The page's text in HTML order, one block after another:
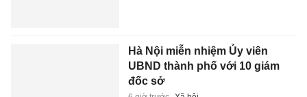
Hà Nội miễn nhiệm Ủy viên
UBND thành phố với 10 giám
đốc sở